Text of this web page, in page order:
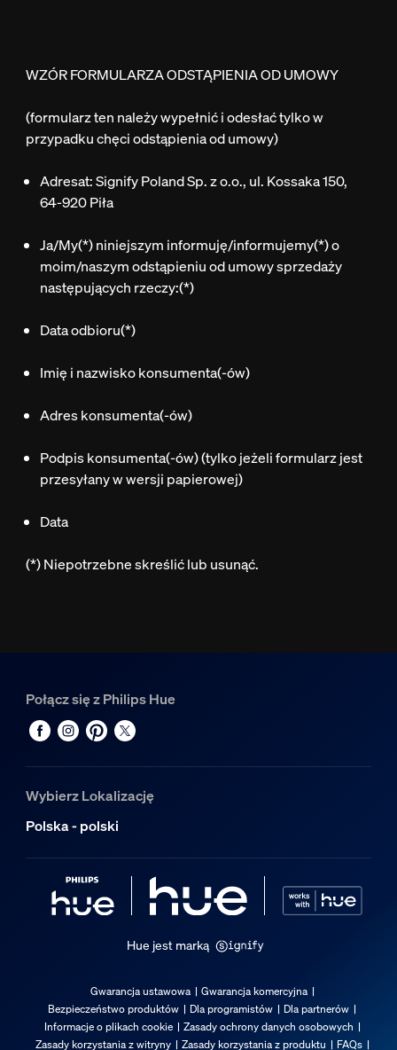
WZÓR FORMULARZA ODSTĄPIENIA OD UMOWY
(formularz ten należy wypełnić i odesłać tylko w
przypadku chęci odstąpienia od umowy)
Adresat: Signify Poland Sp. z o.o., ul. Kossaka 150,
64-920 Piła
Ja/My(*) niniejszym informuję/informujemy(*) o
moim/naszym odstąpieniu od umowy sprzedaży
następujących rzeczy:(*)
Data odbioru(*)
Imię i nazwisko konsumenta(-ów)
Adres konsumenta(-ów)
Podpis konsumenta(-ów)(tylko jeżeli formularz jest
przesyłany w wersji papierowej)
Data
(*) Niepotrzebne skreślić lub usunąć.
Połącz się z Philips Hue
Wybierz Lokalizację
Polska - polski
Hue jest marką
Gwarancja ustawowa
Gwarancja komercyjna
Bezpieczeństwo produktów
Dla programistów
Dla partnerów
Informacje o plikach cookie
Zasady ochrony danych osobowych
Zasady korzystania z witryny
Zasady korzystania z produktu FAQs